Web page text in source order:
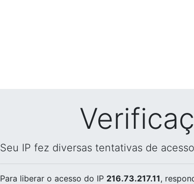
Seu IP fez diversas tentativas de
Para liberar o acesso do IP 216.73.217.11,